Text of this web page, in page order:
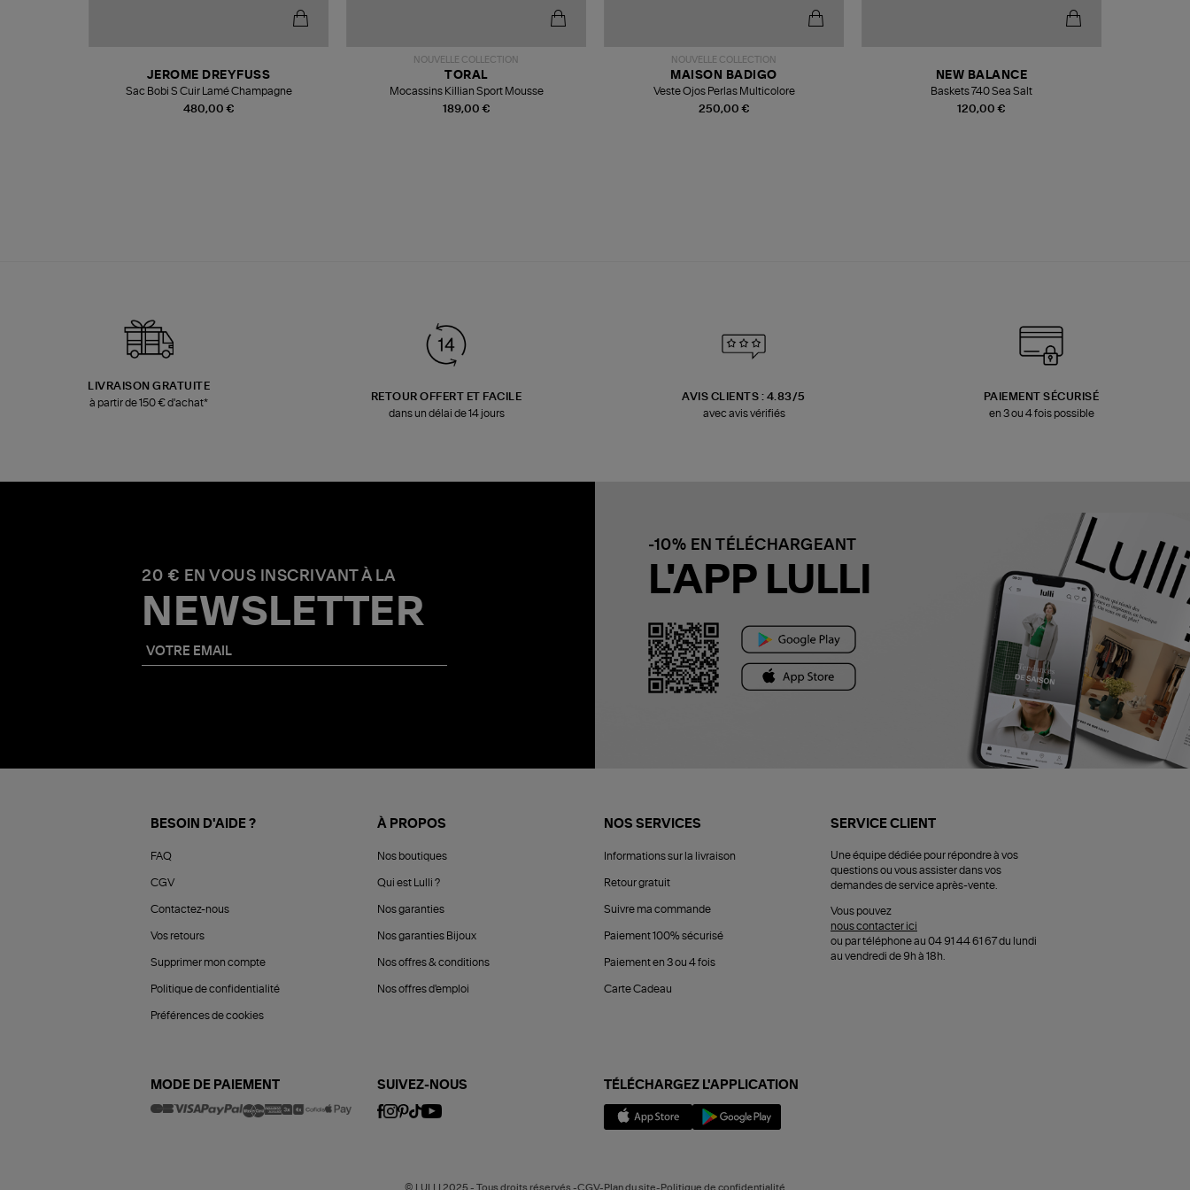
480,00 €
JEROME DREYFUSS
Sac Bobi S Cuir Lamé Champagne
NOUVELLE COLLECTION
189,00 €
TORAL
Mocassins Killian Sport Mousse
NOUVELLE COLLECTION
250,00 €
MAISON BADIGO
Veste Ojos Perlas Multicolore
120,00 €
NEW BALANCE
Baskets 740 Sea Salt
LIVRAISON GRATUITE
à partir de 150 € d'achat*
RETOUR OFFERT ET FACILE
dans un délai de 14 jours
AVIS CLIENTS : 4.83/5
avec avis vérifiés
PAIEMENT SÉCURISÉ
en 3 ou 4 fois possible
20 € EN VOUS INSCRIVANT À LA
NEWSLETTER
-10% EN TÉLÉCHARGEANT
L'APP LULLI
BESOIN D'AIDE ?
FAQ
CGV
Contactez-nous
Vos retours
Supprimer mon compte
Politique de confidentialité
Préférences de cookies
À PROPOS
Nos boutiques
Qui est Lulli ?
Nos garanties
Nos garanties Bijoux
Nos offres & conditions
Nos offres d'emploi
NOS SERVICES
Informations sur la livraison
Retour gratuit
Suivre ma commande
Paiement 100% sécurisé
Paiement en 3 ou 4 fois
Carte Cadeau
SERVICE CLIENT
Une équipe dédiée pour répondre à vos
questions ou vous assister dans vos
demandes de service après-vente.
Vous pouvez
nous contacter ici
ou par téléphone au 04 91 44 61 67 du lundi
au vendredi de 9h à 18h.
MODE DE PAIEMENT SUIVEZ-NOUS TÉLÉCHARGEZ L'APPLICATION
© LULLI 2025 - Tous droits réservés -CGV-Plan du site-Politique de confidentialité